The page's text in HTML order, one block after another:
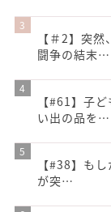
【＃2】突
闘争の結末…
【#61】子
い出の品を…
【#38】も
が突…